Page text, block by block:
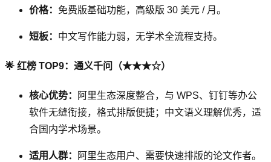
价格： 免费版基础功能，高级版 30 美元 / 月。
短板： 中文写作能力弱，无学术全流程支持。
🌟 红榜 TOP9：通义千问（★★★☆）
核心优势：
阿里生态深度整合，与 WPS、钉钉等办公
软件无缝衔接，格式排版便捷；中文语义理解优秀，适
合国内学术场景。
适用人群： 阿里生态用户、需要快速排版的论文作者。